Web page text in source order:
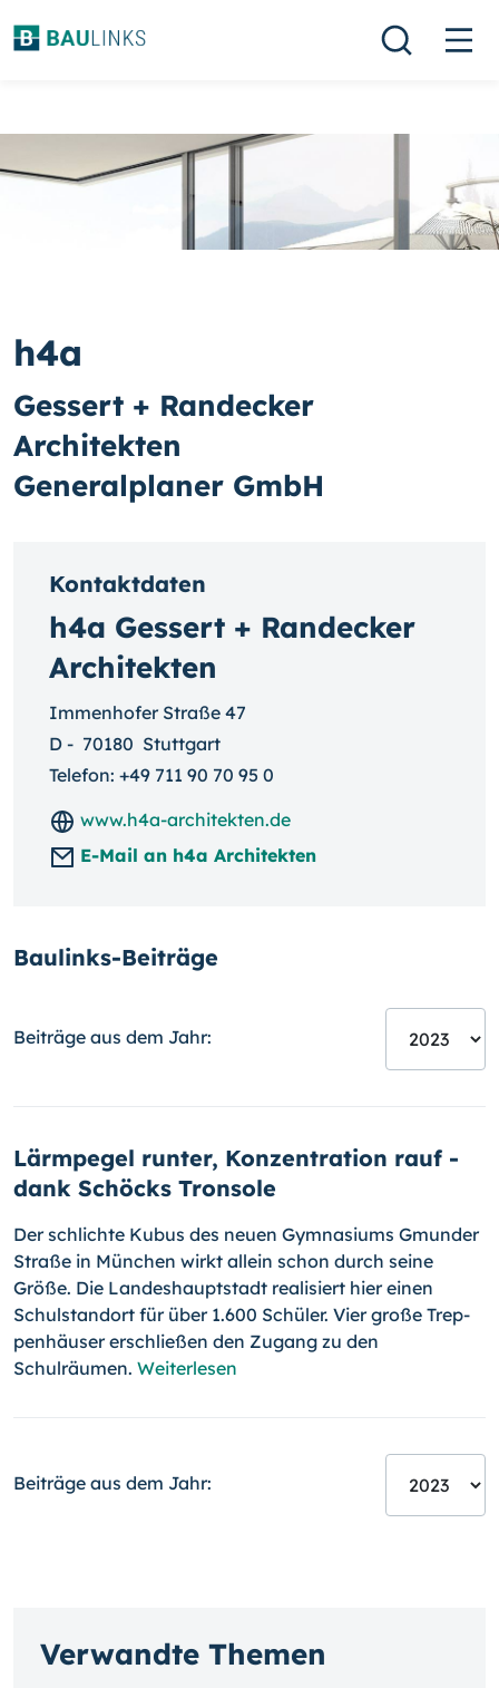
h4a
Gessert + Randecker
Architekten
Generalplaner GmbH
Kontaktdaten
h4a Gessert + Randecker
Architekten
Immenhofer Straße 47
D - 70180 Stuttgart
Telefon: +49 711 90 70 95 0
www.h4a-architekten.de
E-Mail an h4a Architekten
Baulinks-Beiträge
Beiträge aus dem Jahr:
Lärmpegel runter, Konzentration rauf -
dank Schöcks Tronsole
Der schlichte Kubus des neuen Gymnasiums Gmunder
Straße in Mün­chen wirkt allein schon durch seine
Größe. Die Landeshauptstadt reali­siert hier einen
Schulstandort für über 1.600 Schüler. Vier große Trep­
pen­häu­ser erschließen den Zugang zu den
Schulräumen. Weiterlesen
Beiträge aus dem Jahr:
Verwandte Themen